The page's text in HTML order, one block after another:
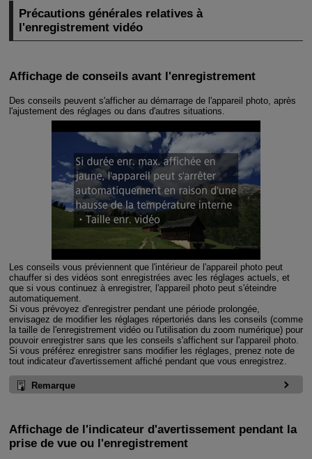
Précautions générales relatives à
l'enregistrement vidéo
Affichage de conseils avant l'enregistrement
Des conseils peuvent s'afficher au démarrage de l'appareil photo, après
l'ajustement des réglages ou dans d'autres situations.
Les conseils vous préviennent que l'intérieur de l'appareil photo peut
chauffer si des vidéos sont enregistrées avec les réglages actuels, et
que si vous continuez à enregistrer, l'appareil photo peut s'éteindre
automatiquement.
Si vous prévoyez d'enregistrer pendant une période prolongée,
envisagez de modifier les réglages répertoriés dans les conseils (comme
la taille de l'enregistrement vidéo ou l'utilisation du zoom numérique) pour
pouvoir enregistrer sans que les conseils s'affichent sur l'appareil photo.
Si vous préférez enregistrer sans modifier les réglages, prenez note de
tout indicateur d'avertissement affiché pendant que vous enregistrez.
Remarque
Affichage de l'indicateur d'avertissement pendant la
prise de vue ou l'enregistrement